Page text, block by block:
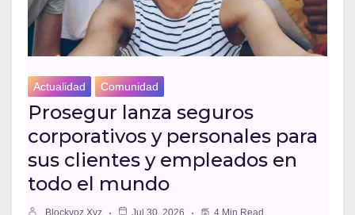
Actualidad Comunidad
Prosegur lanza seguros
corporativos y personales para
sus clientes y empleados en
todo el mundo